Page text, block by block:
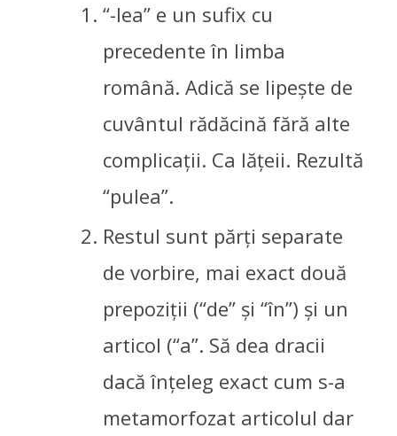
“-lea” e un sufix cu
precedente în limba
română. Adică se lipește de
cuvântul rădăcină fără alte
complicații. Ca lățeii. Rezultă
“pulea”.
Restul sunt părți separate
de vorbire, mai exact două
prepoziții (“de” și “în”) și un
articol (“a”. Să dea dracii
dacă înțeleg exact cum s-a
metamorfozat articolul dar